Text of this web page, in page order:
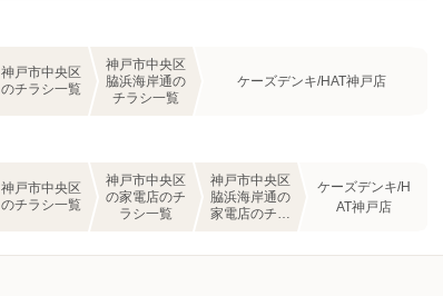
神戸市中央区
のチラシ一覧
神戸市中央区
脇浜海岸通の
チラシ一覧
ケーズデンキ/HAT神戸店
神戸市中央区
のチラシ一覧
神戸市中央区
の家電店のチ
ラシ一覧
神戸市中央区
脇浜海岸通の
家電店のチラ
ケーズデンキ/H
AT神戸店